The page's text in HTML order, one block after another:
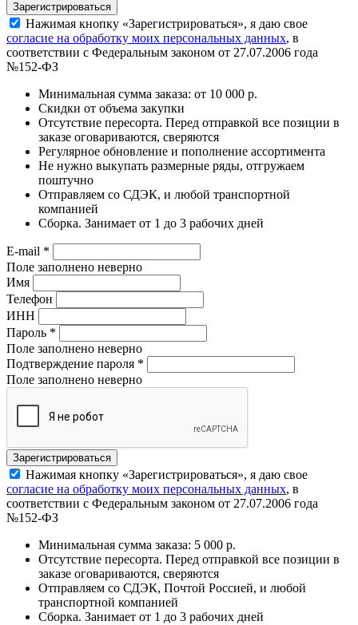
Нажимая кнопку «Зарегистрироваться», я даю свое
согласие на обработку моих персональных данных, в
соответствии с Федеральным законом от 27.07.2006 года
№152-ФЗ
Минимальная сумма заказа: от 10 000 р.
Скидки от объема закупки
Отсутствие пересорта. Перед отправкой все позиции в
заказе оговариваются, сверяются
Регулярное обновление и пополнение ассортимента
Не нужно выкупать размерные ряды, отгружаем
поштучно
Отправляем со СДЭК, и любой транспортной
компанией
Сборка. Занимает от 1 до 3 рабочих дней
E-mail *
Поле заполнено неверно
Имя
Телефон
ИНН
Пароль *
Поле заполнено неверно
Подтверждение пароля *
Поле заполнено неверно
Нажимая кнопку «Зарегистрироваться», я даю свое
согласие на обработку моих персональных данных, в
соответствии с Федеральным законом от 27.07.2006 года
№152-ФЗ
Минимальная сумма заказа: 5 000 р.
Отсутствие пересорта. Перед отправкой все позиции в
заказе оговариваются, сверяются
Отправляем со СДЭК, Почтой Россией, и любой
транспортной компанией
Сборка. Занимает от 1 до 3 рабочих дней